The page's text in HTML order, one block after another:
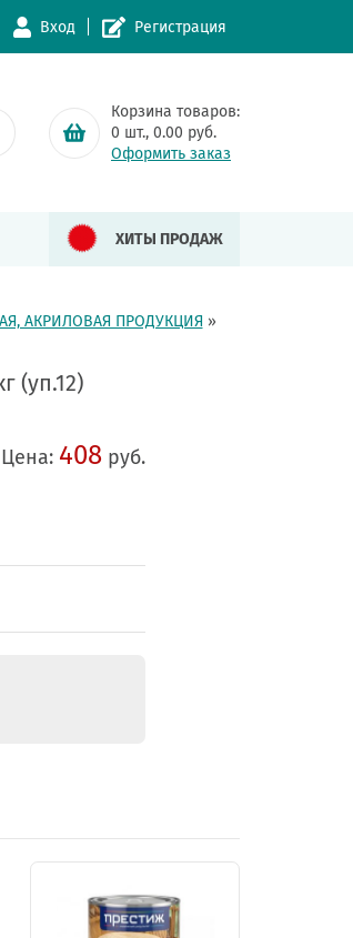
Вход Регистрация
Корзина товаров:
0 шт., 0.00 руб.
Оформить заказ
ХИТЫ ПРОДАЖ
АКРИЛОВАЯ ПРОДУКЦИЯ »
(уп.12)
Цена: 408 руб.